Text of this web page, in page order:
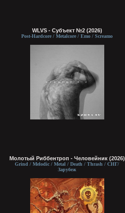
WLVS - Субъект №2 (2026)
Post-Hardcore / Metalcore / Emo / Screamo
Молотый Риббентроп - Человейник (2026)
Grind / Melodic / Metal / Death / Thrash / СНГ/
Зарубеж